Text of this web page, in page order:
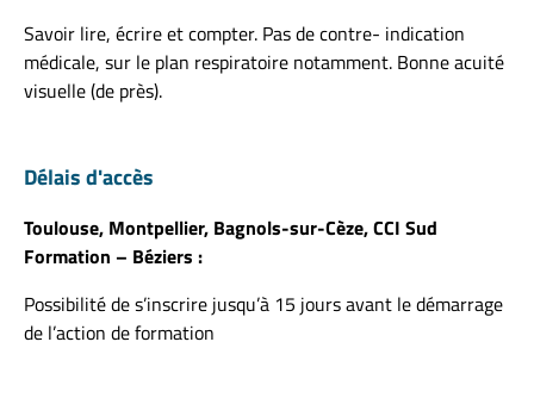
Savoir lire, écrire et compter. Pas de contre- indication
médicale, sur le plan respiratoire notamment. Bonne acuité
visuelle (de près).
Délais d'accès
Toulouse, Montpellier, Bagnols-sur-Cèze, CCI Sud
Formation – Béziers :
Possibilité de s’inscrire jusqu’à 15 jours avant le démarrage
de l’action de formation